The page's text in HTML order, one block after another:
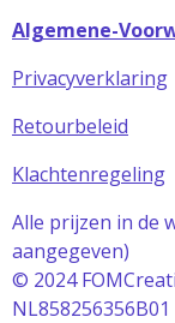
Algemene-
Privacyverklaring
Retourbeleid
Klachtenregeling
Alle prijzen in de
aangegeven)
© 2024
NL858256356B01